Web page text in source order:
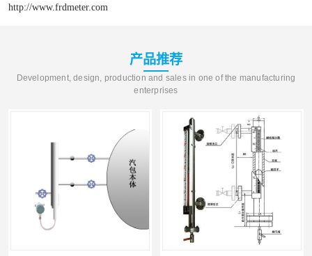
http://www.frdmeter.com
产品推荐
Development, design, production and sales in one of the manufacturing
enterprises